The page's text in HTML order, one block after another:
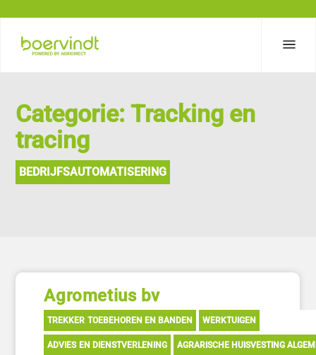
Categorie: Tracking en
tracing
BEDRIJFSAUTOMATISERING
Agrometius bv
TREKKER TOEBEHOREN EN BANDEN WERKTUIGEN
ADVIES EN DIENSTVERLENING AGRARISCHE HUISVESTING